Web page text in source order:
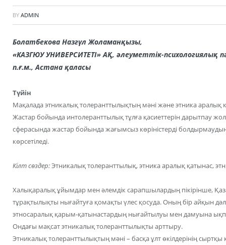
BY ADMIN
Болатбекова Назгүл Жоламанқызы,
«КАЗГЮУ УНИВЕРСИТЕТІ» АҚ, әлеуметтік-психологиялық
п.ғ.м., Астана қаласы
Түйін
Мақалада этникалық толеранттылықтың мәні және этника аралық
Жастар бойында интолеранттылық тұлға қасиеттерін дарытпау
сферасында жастар бойында жағымсыз көріністерді
көрсетіледі.
Кілт сөздер:Этникалық толеранттылық, этника аралық қатынас,
Халықаралық ұйымдар мен әлемдік сарапшылардың пікірінше,
тұрақтылықты нығайтуға қомақты үлес қосуда. Оның бір айқын
этносаралық қарым-қатынастардың нығайтылуы мен дамуына
Ондағы мақсат этникалық толеранттылықты арттыру.
Этникалық толеранттылықтың мәні – басқа ұлт өкілдерінің сыртқы